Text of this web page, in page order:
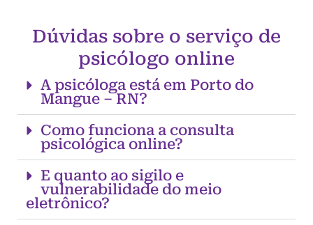
Dúvidas sobre o serviço de
psicólogo online
A psicóloga está em Porto do
Mangue – RN?
Como funciona a consulta
psicológica online?
E quanto ao sigilo e
vulnerabilidade do meio
eletrônico?